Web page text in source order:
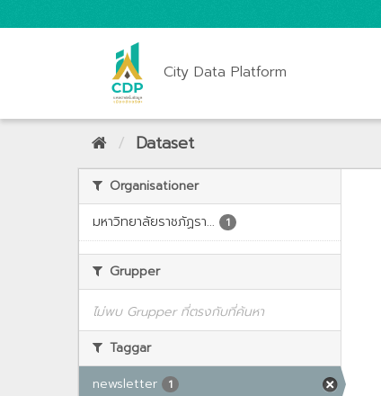
City Data Platform
Dataset
Organisationer
มหาวิทยาลัยราชภัฏรา...
1
Grupper
ไม่พบ Grupper ที่ตรงกับที่ค้นหา
Taggar
newsletter
1